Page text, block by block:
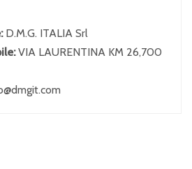
D.M.G. ITALIA Srl
VIA LAURENTINA KM 26,700